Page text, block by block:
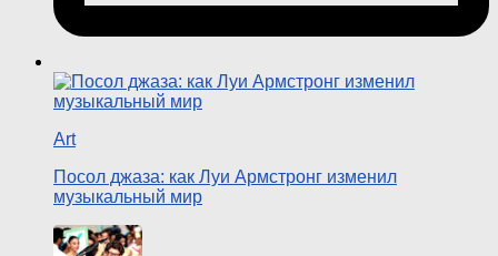
Art
Посол джаза: как Луи Армстронг изменил
музыкальный мир